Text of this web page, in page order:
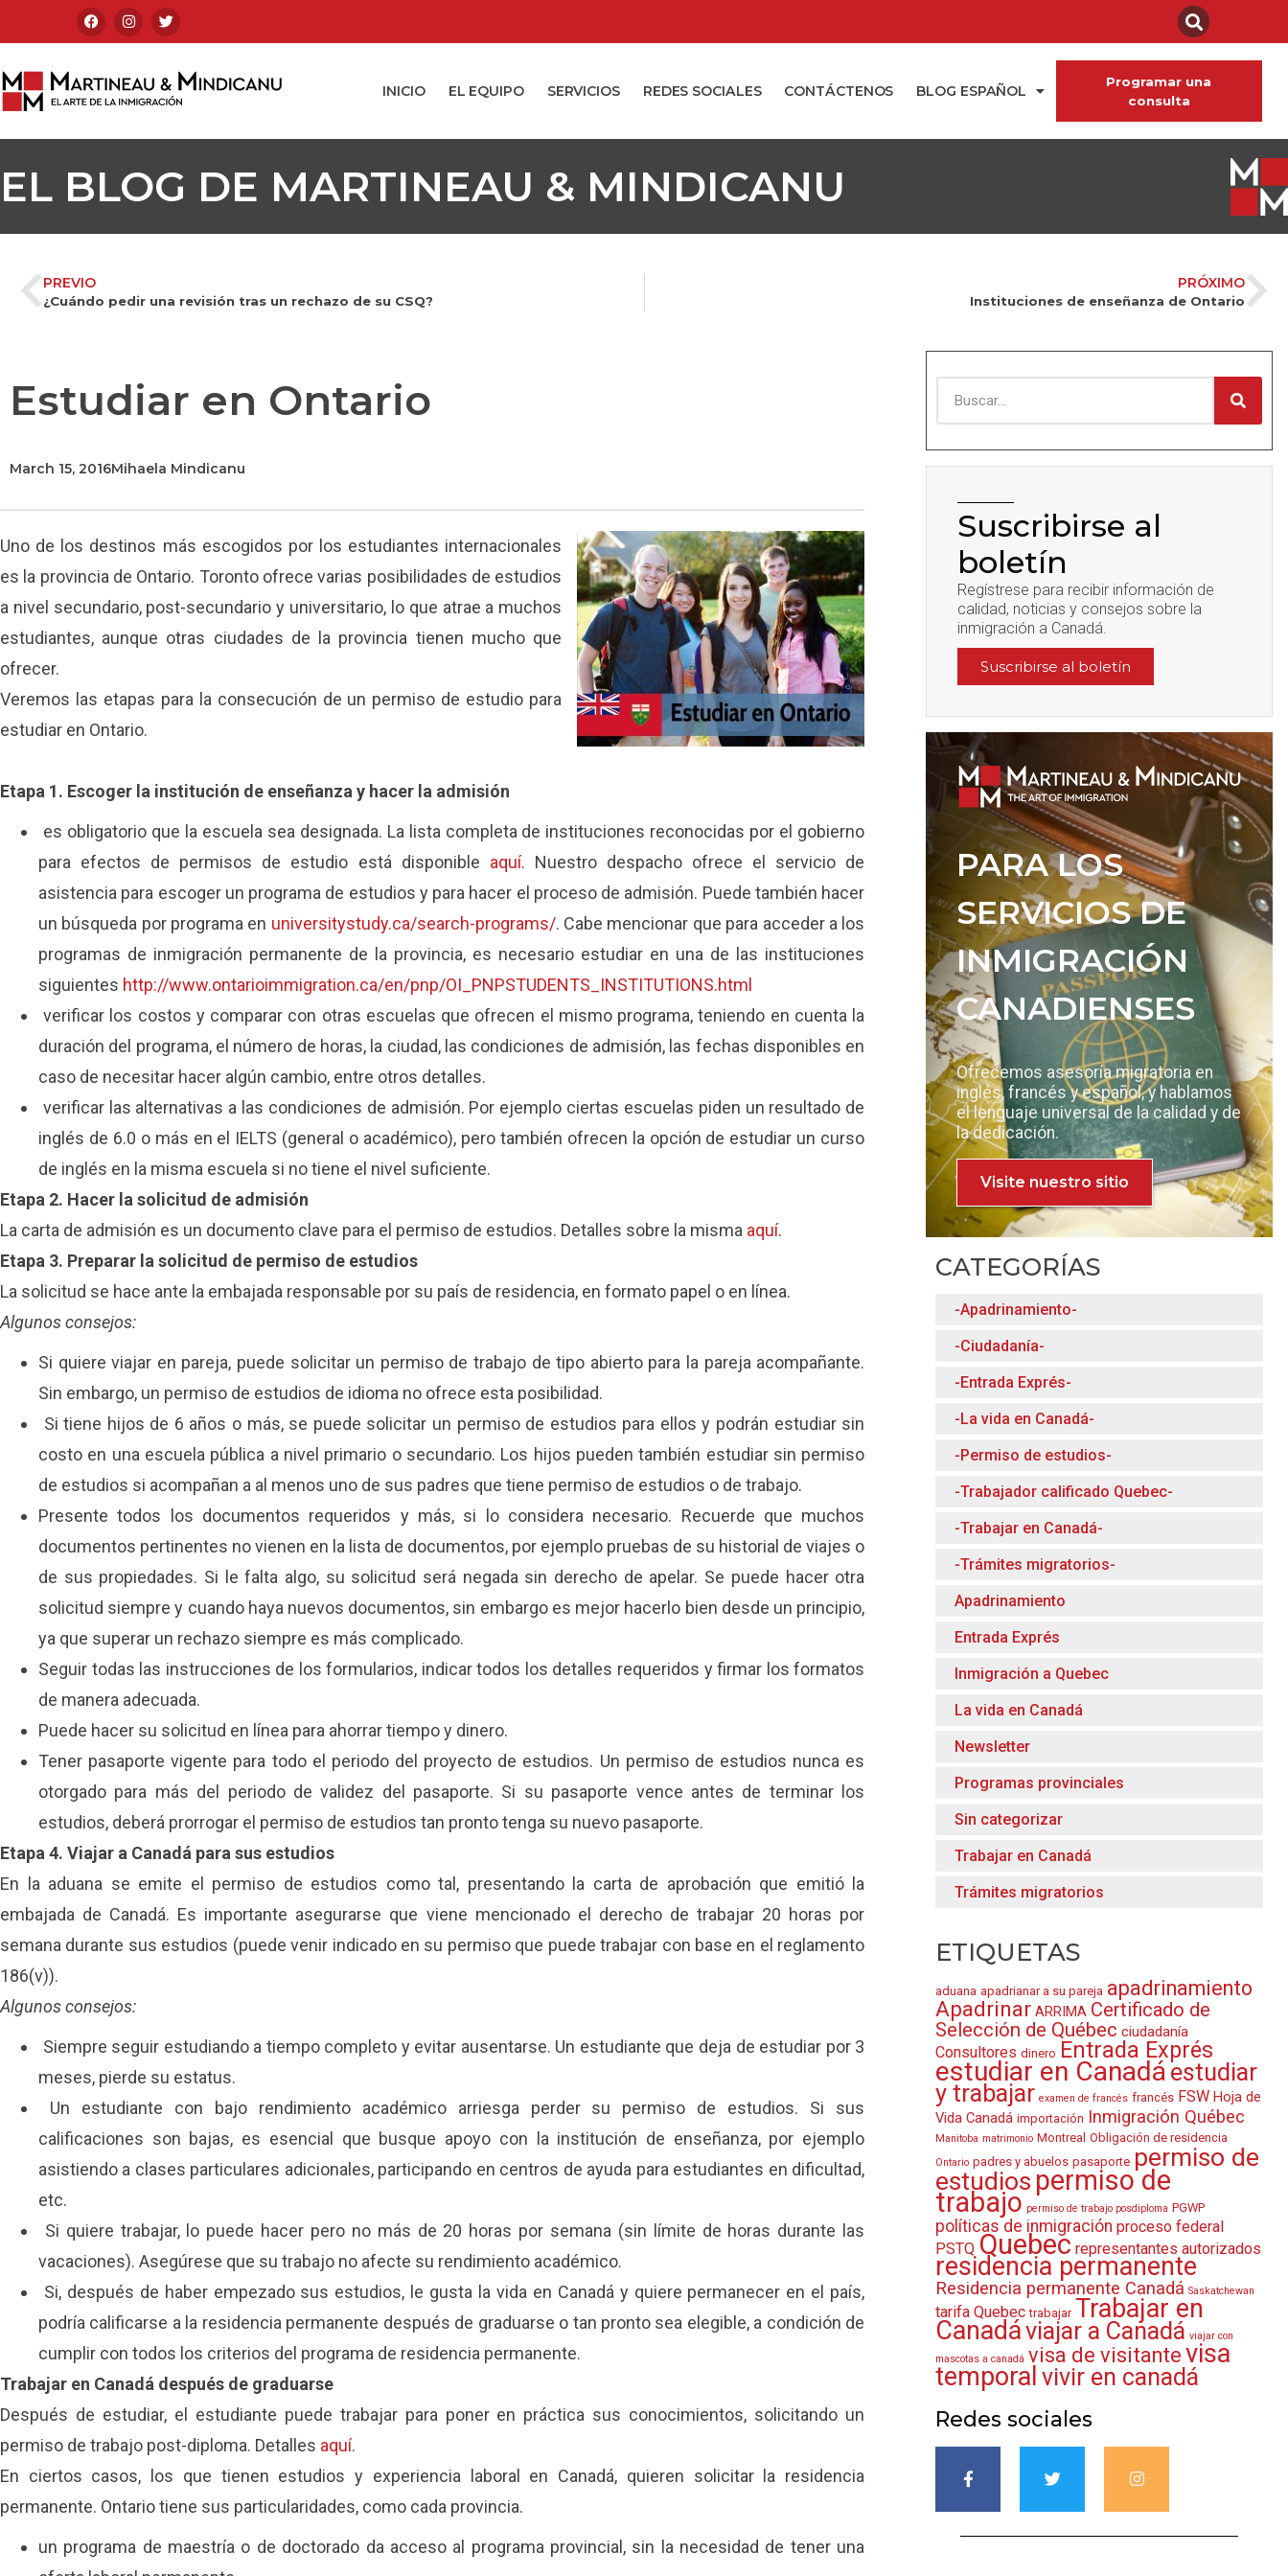
INICIO EL EQUIPO SERVICIOS REDES SOCIALES CONTÁCTENOS BLOG ESPAÑOL
Programar una
consulta
EL BLOG DE MARTINEAU & MINDICANU
PREVIO
¿Cuándo pedir una revisión tras un rechazo de su CSQ?
PRÓXIMO
Instituciones de enseñanza de Ontario
Estudiar en Ontario
March 15, 2016Mihaela Mindicanu
Uno de los destinos más escogidos por los estudiantes internacionales
es la provincia de Ontario. Toronto ofrece varias posibilidades de estudios
a nivel secundario, post-secundario y universitario, lo que atrae a muchos
estudiantes, aunque otras ciudades de la provincia tienen mucho que
ofrecer.
Veremos las etapas para la consecución de un permiso de estudio para
estudiar en Ontario.
Etapa 1. Escoger la institución de enseñanza y hacer la admisión
es obligatorio que la escuela sea designada. La lista completa de instituciones reconocidas por el gobierno
para efectos de permisos de estudio está disponible aquí. Nuestro despacho ofrece el servicio de
asistencia para escoger un programa de estudios y para hacer el proceso de admisión. Puede también hacer
un búsqueda por programa en universitystudy.ca/search-programs/. Cabe mencionar que para acceder a los
programas de inmigración permanente de la provincia, es necesario estudiar en una de las instituciones
siguientes http://www.ontarioimmigration.ca/en/pnp/OI_PNPSTUDENTS_INSTITUTIONS.html
verificar los costos y comparar con otras escuelas que ofrecen el mismo programa, teniendo en cuenta la
duración del programa, el número de horas, la ciudad, las condiciones de admisión, las fechas disponibles en
caso de necesitar hacer algún cambio, entre otros detalles.
verificar las alternativas a las condiciones de admisión. Por ejemplo ciertas escuelas piden un resultado de
inglés de 6.0 o más en el IELTS (general o académico), pero también ofrecen la opción de estudiar un curso
de inglés en la misma escuela si no tiene el nivel suficiente.
Etapa 2. Hacer la solicitud de admisión
La carta de admisión es un documento clave para el permiso de estudios. Detalles sobre la misma aquí.
Etapa 3. Preparar la solicitud de permiso de estudios
La solicitud se hace ante la embajada responsable por su país de residencia, en formato papel o en línea.
Algunos consejos:
Si quiere viajar en pareja, puede solicitar un permiso de trabajo de tipo abierto para la pareja acompañante.
Sin embargo, un permiso de estudios de idioma no ofrece esta posibilidad.
Si tiene hijos de 6 años o más, se puede solicitar un permiso de estudios para ellos y podrán estudiar sin
costo en una escuela pública a nivel primario o secundario. Los hijos pueden también estudiar sin permiso
de estudios si acompañan a al menos uno de sus padres que tiene permiso de estudios o de trabajo.
Presente todos los documentos requeridos y más, si lo considera necesario. Recuerde que muchos
documentos pertinentes no vienen en la lista de documentos, por ejemplo pruebas de su historial de viajes o
de sus propiedades. Si le falta algo, su solicitud será negada sin derecho de apelar. Se puede hacer otra
solicitud siempre y cuando haya nuevos documentos, sin embargo es mejor hacerlo bien desde un principio,
ya que superar un rechazo siempre es más complicado.
Seguir todas las instrucciones de los formularios, indicar todos los detalles requeridos y firmar los formatos
de manera adecuada.
Puede hacer su solicitud en línea para ahorrar tiempo y dinero.
Tener pasaporte vigente para todo el periodo del proyecto de estudios. Un permiso de estudios nunca es
otorgado para más del periodo de validez del pasaporte. Si su pasaporte vence antes de terminar los
estudios, deberá prorrogar el permiso de estudios tan pronto tenga su nuevo pasaporte.
Etapa 4. Viajar a Canadá para sus estudios
En la aduana se emite el permiso de estudios como tal, presentando la carta de aprobación que emitió la
embajada de Canadá. Es importante asegurarse que viene mencionado el derecho de trabajar 20 horas por
semana durante sus estudios (puede venir indicado en su permiso que puede trabajar con base en el reglamento
186(v)).
Algunos consejos:
Siempre seguir estudiando a tiempo completo y evitar ausentarse. Un estudiante que deja de estudiar por 3
meses, pierde su estatus.
Un estudiante con bajo rendimiento académico arriesga perder su permiso de estudios. Si sus
calificaciones son bajas, es esencial que busque apoyo con la institución de enseñanza, por ejemplo
asistiendo a clases particulares adicionales, participando en centros de ayuda para estudiantes en dificultad,
etc.
Si quiere trabajar, lo puede hacer pero no más de 20 horas por semana (sin límite de horas durante las
vacaciones). Asegúrese que su trabajo no afecte su rendimiento académico.
Si, después de haber empezado sus estudios, le gusta la vida en Canadá y quiere permanecer en el país,
podría calificarse a la residencia permanente después de graduarse o tan pronto sea elegible, a condición de
cumplir con todos los criterios del programa de residencia permanente.
Trabajar en Canadá después de graduarse
Después de estudiar, el estudiante puede trabajar para poner en práctica sus conocimientos, solicitando un
permiso de trabajo post-diploma. Detalles aquí.
En ciertos casos, los que tienen estudios y experiencia laboral en Canadá, quieren solicitar la residencia
permanente. Ontario tiene sus particularidades, como cada provincia.
un programa de maestría o de doctorado da acceso al programa provincial, sin la necesidad de tener una
Suscribirse al
boletín
Regístrese para recibir información de
calidad, noticias y consejos sobre la
inmigración a Canadá.
Suscribirse al boletín
PARA LOS
SERVICIOS DE
INMIGRACIÓN
CANADIENSES
Ofrecemos asesoría migratoria en
inglés, francés y español, y hablamos
el lenguaje universal de la calidad y de
la dedicación.
Visite nuestro sitio
CATEGORÍAS
-Apadrinamiento-
-Ciudadanía-
-Entrada Exprés-
-La vida en Canadá-
-Permiso de estudios-
-Trabajador calificado Quebec-
-Trabajar en Canadá-
-Trámites migratorios-
Apadrinamiento
Entrada Exprés
Inmigración a Quebec
La vida en Canadá
Newsletter
Programas provinciales
Sin categorizar
Trabajar en Canadá
Trámites migratorios
ETIQUETAS
aduana apadrianar a su pareja apadrinamiento
Apadrinar ARRIMA Certificado de
Selección de Québec ciudadanía
Consultores dinero Entrada Exprés
estudiar en Canadá estudiar
y trabajar examen de francés francés FSW Hoja de
Vida Canadá importación Inmigración Québec
Manitoba matrimonio Montreal Obligación de residencia
Ontario padres y abuelos pasaporte permiso de
estudios permiso de
trabajo permiso de trabajo posdiploma PGWP
políticas de inmigración proceso federal
PSTQ Quebec representantes autorizados
residencia permanente
Residencia permanente Canadá Saskatchewan
tarifa Quebec trabajar Trabajar en
Canadáviajar a Canadá viajar con
mascotas a canadá visa de visitante visa
temporal vivir en canadá
Redes sociales